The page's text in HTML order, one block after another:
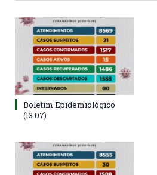
Boletim Epidemiológico
(13.07)